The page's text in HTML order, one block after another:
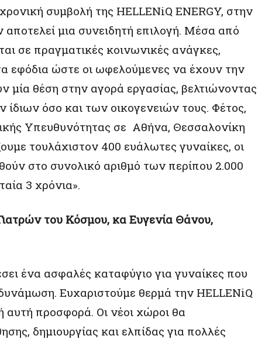
συμβολή της HELLENiQ ENERGY, στην
μια συνειδητή επιλογή. Μέσα από
σε πραγματικές κοινωνικές ανάγκες,
εφόδια ώστε οι ωφελούμενες να έχουν την
μία θέση στην αγορά εργασίας, βελτιώνοντας
ίδιων όσο και των οικογενειών τους. Φέτος,
Υπευθυνότητας σε Αθήνα, Θεσσαλονίκη
τουλάχιστον 400 ευάλωτες γυναίκες, οι
στο συνολικό αριθμό των περίπου 2.000
3 χρόνια».
του Κόσμου, κα Ευγενία Θάνου,
ένα ασφαλές καταφύγιο για γυναίκες που
Ευχαριστούμε θερμά την HELLENiQ
αυτή προσφορά. Οι νέοι χώροι θα
δημιουργίας και ελπίδας για πολλές